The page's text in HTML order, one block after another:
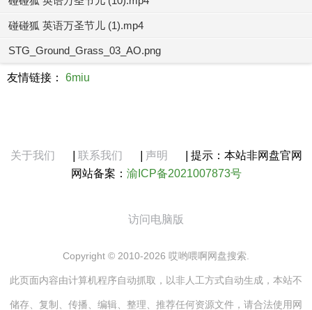
碰碰狐 英语万圣节儿 (1).mp4
STG_Ground_Grass_03_AO.png
友情链接： 6miu
关于我们 联系我们 声明
提示：本站非网盘官网
网站备案： 渝ICP备2021007873号
访问电脑版
Copyright © 2010-2026 哎哟喂啊网盘搜索.
此页面内容由计算机程序自动抓取，以非人工方式自动生成，本站不
储存、复制、传播、编辑、整理、推荐任何资源文件，请合法使用网